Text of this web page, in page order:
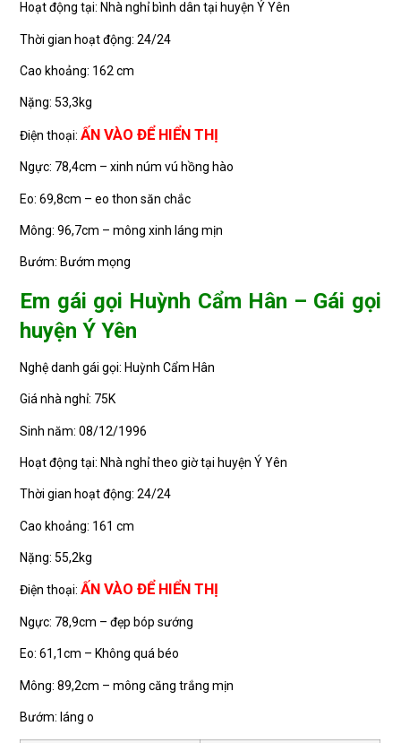
Hoạt động tại: Nhà nghỉ bình dân tại huyện Ý Yên
Thời gian hoạt động: 24/24
Cao khoảng: 162 cm
Nặng: 53,3kg
Điện thoại:ẤN VÀO ĐỂ HIỂN THỊ
Ngực: 78,4cm – xinh núm vú hồng hào
Eo: 69,8cm – eo thon săn chắc
Mông: 96,7cm – mông xinh láng mịn
Bướm: Bướm mọng
Em gái gọi Huỳnh Cẩm Hân – Gái gọi
huyện Ý Yên
Nghệ danh gái gọi: Huỳnh Cẩm Hân
Giá nhà nghỉ: 75K
Sinh năm: 08/12/1996
Hoạt động tại: Nhà nghỉ theo giờ tại huyện Ý Yên
Thời gian hoạt động: 24/24
Cao khoảng: 161 cm
Nặng: 55,2kg
Điện thoại:ẤN VÀO ĐỂ HIỂN THỊ
Ngực: 78,9cm – đẹp bóp sướng
Eo: 61,1cm – Không quá béo
Mông: 89,2cm – mông căng trắng mịn
Bướm: láng o